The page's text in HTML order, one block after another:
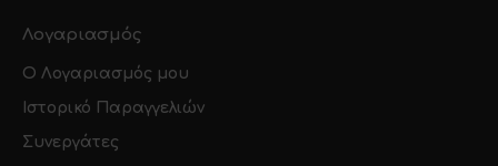
Λογαριασμός
O Λογαριασμός μου
Ιστορικό Παραγγελιών
Συνεργάτες